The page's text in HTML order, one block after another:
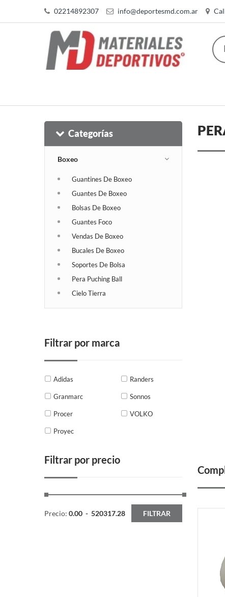
02214892307 info@deportesmd.com.ar
Categorías
Boxeo
Guantines De Boxeo
Guantes De Boxeo
Bolsas De Boxeo
Guantes Foco
Vendas De Boxeo
Bucales De Boxeo
Soportes De Bolsa
Pera Puching Ball
Cielo Tierra
Filtrar por marca
Adidas
Granmarc
Procer
Proyec
Randers
Sonnos
VOLKO
Filtrar por precio
Precio: 0.00 - 520317.28 FILTRAR